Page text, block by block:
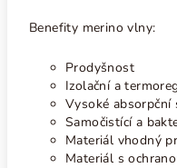
Benefity merino vlny:
Prodyšnost
Izolační a
Vysoké absorpční
Samočistící a
Materiál vhodný
Materiál s